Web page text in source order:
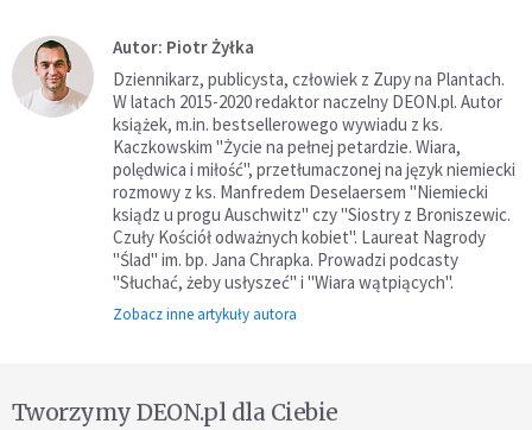
Autor: Piotr Żyłka
Dziennikarz, publicysta, człowiek z Zupy na Plantach.
W latach 2015-2020 redaktor naczelny DEON.pl. Autor
książek, m.in. bestsellerowego wywiadu z ks.
Kaczkowskim "Życie na pełnej petardzie. Wiara,
polędwica i miłość", przetłumaczonej na język niemiecki
rozmowy z ks. Manfredem Deselaersem "Niemiecki
ksiądz u progu Auschwitz" czy "Siostry z Broniszewic.
Czuły Kościół odważnych kobiet". Laureat Nagrody
"Ślad" im. bp. Jana Chrapka. Prowadzi podcasty
"Słuchać, żeby usłyszeć" i "Wiara wątpiących".
Zobacz inne artykuły autora
Tworzymy DEON.pl dla Ciebie